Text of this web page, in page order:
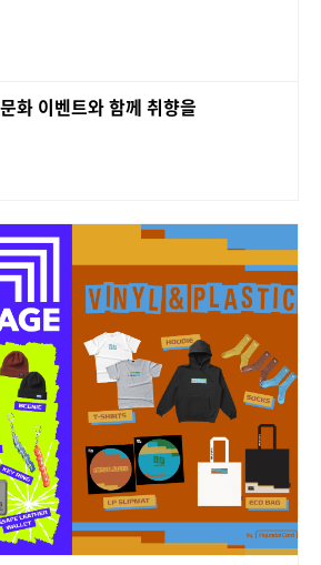
화 이벤트와 함께 취향을